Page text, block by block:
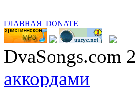
ГЛАВНАЯ DONATE
аккордами